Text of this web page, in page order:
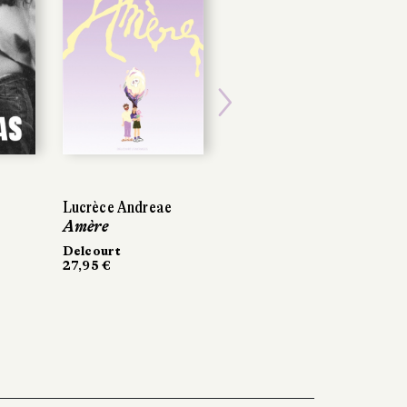
Lucrèce Andreae
Amère
Delcourt
27,95 €